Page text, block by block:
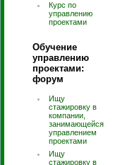
Курс по
управлению
проектами
Обучение
управлению
проектами:
форум
Ищу
стажировку в
компании,
занимающейся
управлением
проектами
Ищу
стажировку в